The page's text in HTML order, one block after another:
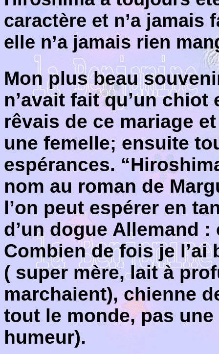
caractère et n’a jamais
elle n’a jamais rien
Mon plus beau
n’avait fait qu’un chiot
rêvais de ce mariage
une femelle; ensuite
espérances.
nom au roman de
l’on peut espérer en
d’un dogue Allemand
Combien de fois je l’ai
( super mère, lait à
marchaient), chienne
tout le monde, pas
humeur).